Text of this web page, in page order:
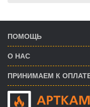
ПОМОЩЬ
О НАС
ПРИНИМАЕМ К